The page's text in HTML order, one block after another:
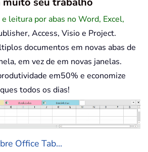
leitura por abas no Word, Excel,
Access, Visio e Project.
documentos em novas abas de
em vez de em novas janelas.
em50% e economize
todos os dias!
Office Tab...